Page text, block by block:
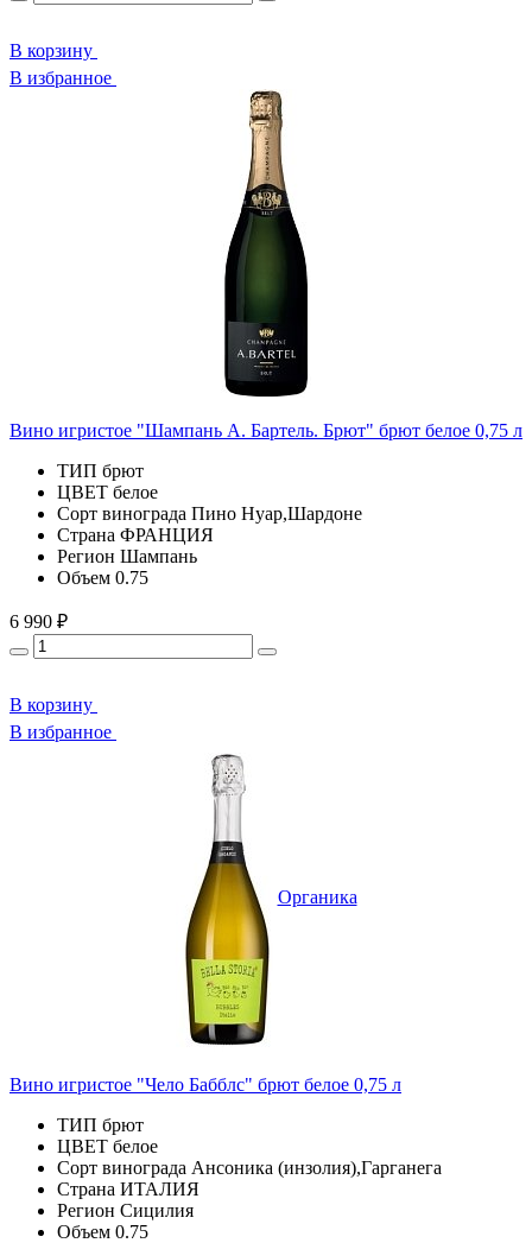
В корзину
В избранное
Вино игристое "Шампань А. Бартель. Брют" брют белое 0,75 л
ТИП брют
ЦВЕТ белое
Сорт винограда Пино Нуар,Шардоне
Страна ФРАНЦИЯ
Регион Шампань
Объем 0.75
6 990 ₽
В корзину
В избранное
Органика
Вино игристое "Чело Бабблс" брют белое 0,75 л
ТИП брют
ЦВЕТ белое
Сорт винограда Ансоника (инзолия),Гарганега
Страна ИТАЛИЯ
Регион Сицилия
Объем 0.75